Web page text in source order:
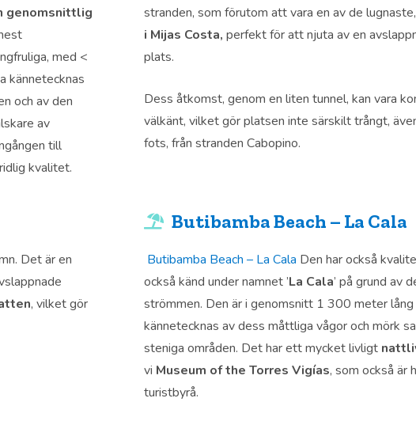
genomsnittlig
med <
kännetecknas
och av den
av
till
kvalitet.
stranden, som förutom att vara en av de lugnaste,
i Mijas Costa, perfekt för att njuta av en
plats.
Dess åtkomst, genom en liten tunnel, kan vara
välkänt, vilket gör platsen inte särskilt trångt,
fots, från stranden Cabopino.
Det är en
, vilket gör
Butibamba Beach – La Cala
Butibamba Beach – La Cala Den har också
också känd under namnet ’La Cala’ på grund av
strömmen. Den är i genomsnitt 1 300 meter
kännetecknas av dess måttliga vågor och mörk
steniga områden. Det har ett mycket livligt
vi Museum of the Torres Vigías, som också är
turistbyrå.